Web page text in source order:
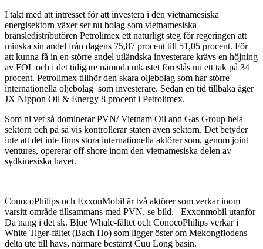
I takt med att intresset för att investera i den vietnamesiska
energisektorn växer ser nu bolag som vietnamesiska
bränsledistributören Petrolimex ett naturligt steg för regeringen att
minska sin andel från dagens 75,87 procent till 51,05 procent. För
att kunna få in en större andel utländska investerare krävs en höjning
av FOL och i det tidigare nämnda utkastet föreslås nu ett tak på 34
procent. Petrolimex tillhör den skara oljebolag som har större
internationella oljebolag som investerare. Sedan en tid tillbaka äger
JX Nippon Oil & Energy 8 procent i Petrolimex.
Som ni vet så dominerar PVN/ Vietnam Oil and Gas Group hela
sektorn och på så vis kontrollerar staten även sektorn. Det betyder
inte att det inte finns stora internationella aktörer som, genom joint
ventures, opererar off-shore inom den vietnamesiska delen av
sydkinesiska havet.
ConocoPhilips och ExxonMobil är två aktörer som verkar inom
varsitt område tillsammans med PVN, se bild. Exxonmobil utanför
Da nang i det sk. Blue Whale-fältet och ConocoPhilips verkar i
White Tiger-fältet (Bach Ho) som ligger öster om Mekongflodens
delta ute till havs, närmare bestämt Cuu Long basin.